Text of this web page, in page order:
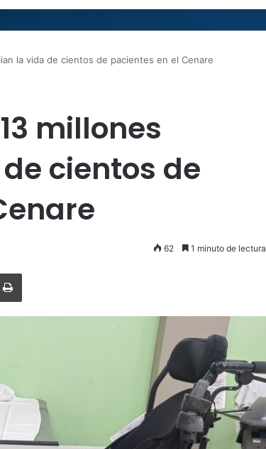
la vida de cientos de pacientes en el Cenare
millones
cientos de
62 1 minuto de lectura
correo electrónicoImprimir